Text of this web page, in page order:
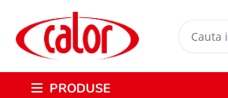
PRODUSE